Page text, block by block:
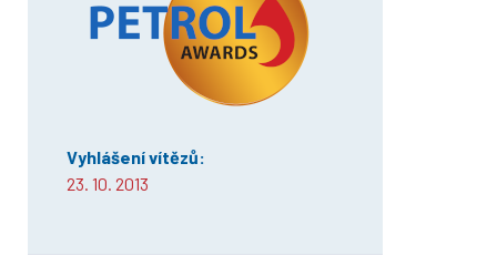
Vyhlášení vítězů:
23. 10. 2013